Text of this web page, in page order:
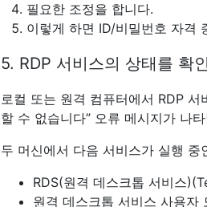
필요한 조정을 합니다.
이렇게 하면 ID/비밀번호 자격
5. RDP 서비스의 상태를 확
로컬 또는 원격 컴퓨터에서 RDP
할 수 없습니다” 오류 메시지가 나
두 머신에서 다음 서비스가 실행 중
RDS(원격 데스크톱 서비스
원격 데스크톱 서비스 사용